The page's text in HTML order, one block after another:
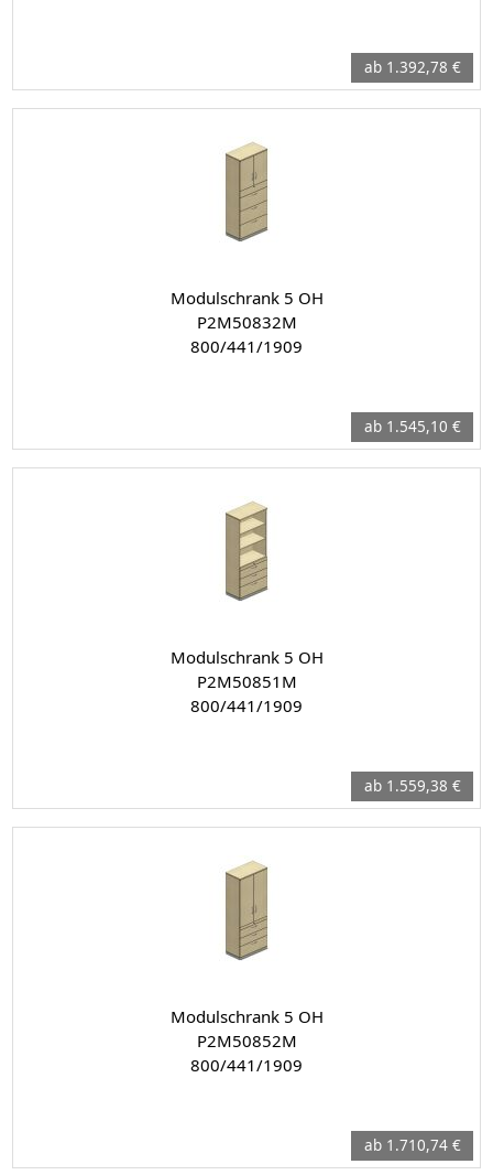
ab 1.392,78 €
Modulschrank 5 OH
P2M50832M
800/441/1909
ab 1.545,10 €
Modulschrank 5 OH
P2M50851M
800/441/1909
ab 1.559,38 €
Modulschrank 5 OH
P2M50852M
800/441/1909
ab 1.710,74 €